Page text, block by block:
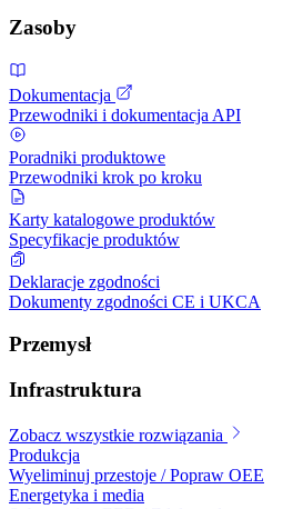
Zasoby
Dokumentacja
Przewodniki i dokumentacja API
Poradniki produktowe
Przewodniki krok po kroku
Karty katalogowe produktów
Specyfikacje produktów
Deklaracje zgodności
Dokumenty zgodności CE i UKCA
Przemysł
Infrastruktura
Zobacz wszystkie rozwiązania
Produkcja
Wyeliminuj przestoje / Popraw OEE
Energetyka i media